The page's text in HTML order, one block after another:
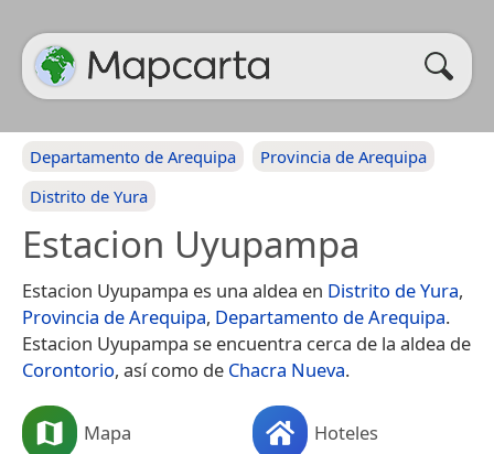
Departamento de Arequipa
Provincia de Arequipa
Distrito de Yura
Estacion Uyupampa
Estacion Uyupampa es una aldea en Distrito de Yura,
Provincia de Arequipa, Departamento de Arequipa.
Estacion Uyupampa se encuentra cerca de la aldea de
Corontorio, así como de Chacra Nueva.
Mapa Hoteles